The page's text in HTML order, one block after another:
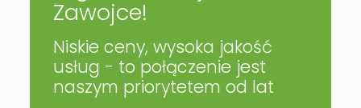
Zawojce!
Niskie ceny, wysoka jakość
usług - to połączenie jest
naszym priorytetem od lat